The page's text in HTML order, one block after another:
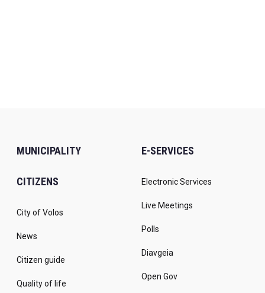
MUNICIPALITY
CITIZENS
City of Volos
News
Citizen guide
Quality of life
E-SERVICES
Electronic Services
Live Meetings
Polls
Diavgeia
Open Gov